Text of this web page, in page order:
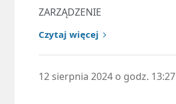
ZARZĄDZENIE
Czytaj więcej
12 sierpnia 2024 o godz. 13:27